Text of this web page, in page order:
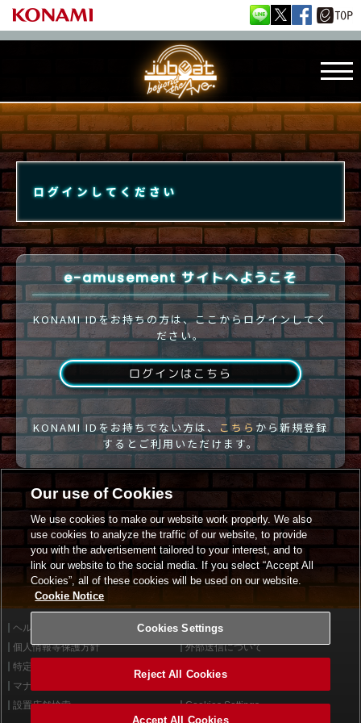
ログインしてください
e-amusement サイトへようこそ
KONAMI IDをお持ちの方は、ここからログインしてく
ださい。
ログインはこちら
KONAMI IDをお持ちでない方は、 こちらから新規登録
するとご利用いただけます。
ヘルプ
利用規約
個人情報等保護方針
外部送信について
特定商取引法に基づく表示
マナー＆ルール
設置店舗検索
Cookies Settings
Our use of Cookies
We use cookies to make our website work properly. We also
use cookies to analyze the traffic of our website, to provide
you with the advertisement tailored to your interest, and to
link our website to the social media. If you select “Accept All
Cookies”, all of these cookies will be used on our website.
Cookie Notice
Cookies Settings
Reject All Cookies
Accept All Cookies